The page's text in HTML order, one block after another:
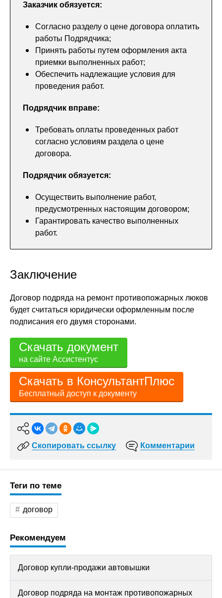
Заказчик обязуется:
Согласно разделу о цене договора оплатить
работы Подрядчика;
Принять работы путем оформления акта
приемки выполненных работ;
Обеспечить надлежащие условия для
проведения работ.
Подрядчик вправе:
Требовать оплаты проведенных работ
согласно условиям раздела о цене
договора.
Подрядчик обязуется:
Осуществить выполнение работ,
предусмотренных настоящим договором;
Гарантировать качество выполненных
работ.
Заключение
Договор подряда на ремонт противопожарных люков
будет считаться юридически оформленным после
подписания его двумя сторонами.
Скачать документ
на сайте Ассистентус
Скачать в КонсультантПлюс
Бесплатный доступ к документу
Скопировать ссылку Комментарии
Теги по теме
договор
Рекомендуем
Договор купли-продажи автовышки
Договор подряда на монтаж противопожарных